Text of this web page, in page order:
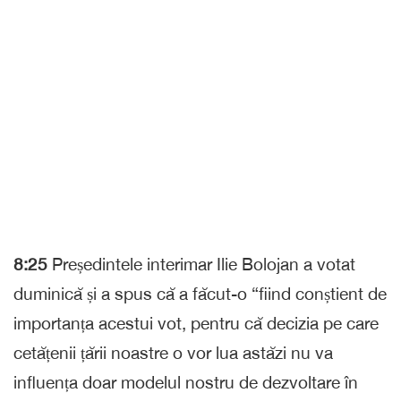
8:25 Președintele interimar Ilie Bolojan a votat
duminică și a spus că a făcut-o “fiind conștient de
importanța acestui vot, pentru că decizia pe care
cetățenii țării noastre o vor lua astăzi nu va
influența doar modelul nostru de dezvoltare în